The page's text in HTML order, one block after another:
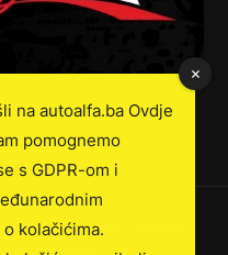
prodaja, vijesti
toga!
na autoalfa.ba Ovdje
pomognemo
s GDPR-om i
kolačićima.